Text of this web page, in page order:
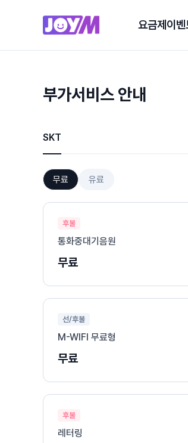
요금제 이
부가서비스 안내
SKT
무료 유료
후불
통화중대기음원
무료
선/후불
M-WIFI 무료형
무료
후불
레터링